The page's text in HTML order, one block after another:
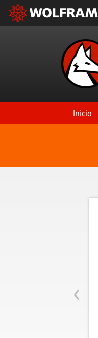
Inicio
‹